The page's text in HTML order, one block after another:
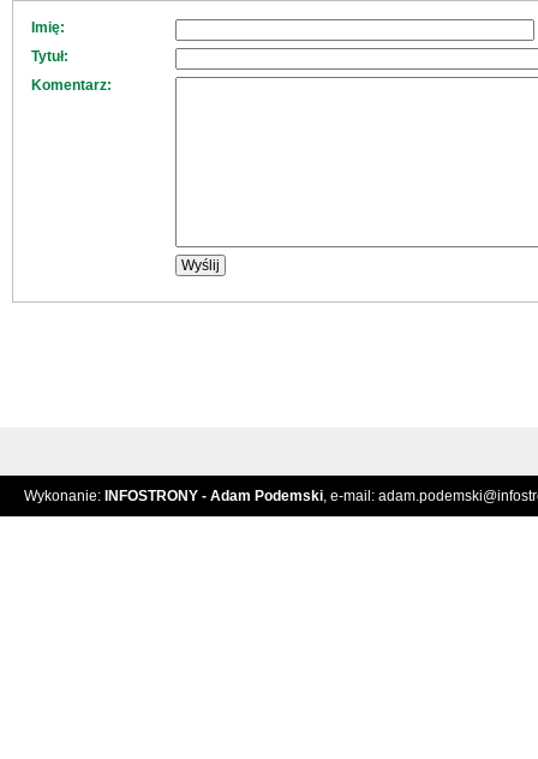
Imię:
Tytuł:
Komentarz:
Wykonanie: INFOSTRONY - Adam Podemski, e-mail: